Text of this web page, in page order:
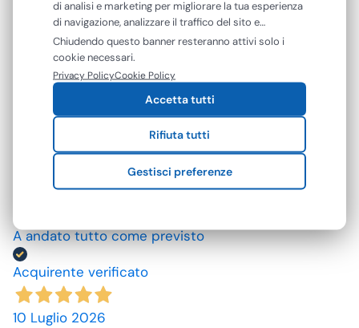
recensioni
Le nostre recensioni a 4 e 5 stelle.
Clicca qui per leggerle tutte >
Successivo
A andato tutto come previsto
Acquirente verificato
10 Luglio 2026
di analisi e marketing per migliorare la tua esperienza
di navigazione, analizzare il traffico del sito e
mostrarti contenuti e pubblicità personalizzati. Puoi
accettare tutti i cookie oppure gestire le tue
preferenze. Puoi modificare o revocare il consenso in
qualsiasi momento.
Chiudendo questo banner resteranno attivi solo i
cookie necessari.
Privacy PolicyCookie Policy
Accetta tutti
Rifiuta tutti
Gestisci preferenze